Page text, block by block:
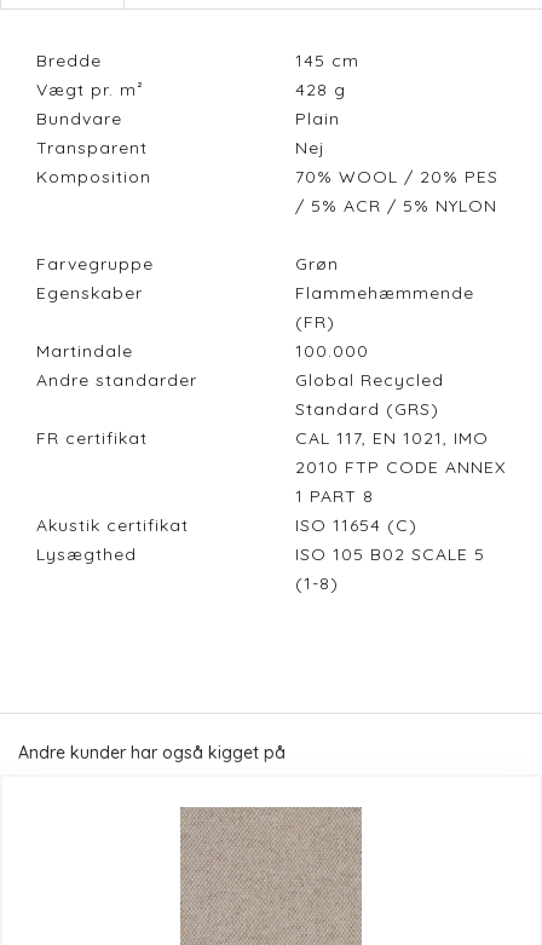
Bredde 145 cm
Vægt pr. m²
428 g
Bundvare
Plain
Transparent
Nej
Komposition
70% WOOL / 20% PES
/ 5% ACR / 5% NYLON
Farvegruppe
Grøn
Egenskaber
Flammehæmmende
(FR)
Martindale
100.000
Andre standarder
Global Recycled
Standard (GRS)
FR certifikat
CAL 117, EN 1021, IMO
2010 FTP CODE ANNEX
1 PART 8
Akustik certifikat
ISO 11654 (C)
Lysægthed
ISO 105 B02 SCALE 5
(1-8)
Andre kunder har også kigget på